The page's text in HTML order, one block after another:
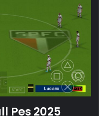
Pes 2025